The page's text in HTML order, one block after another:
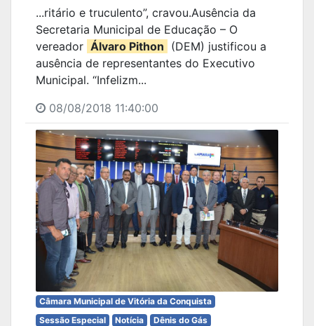
...ritário e truculento”, cravou.Ausência da
Secretaria Municipal de Educação – O
vereador Álvaro Pithon (DEM) justificou a
ausência de representantes do Executivo
Municipal. “Infelizm...
08/08/2018 11:40:00
Câmara Municipal de Vitória da Conquista
Sessão Especial
Notícia
Dênis do Gás